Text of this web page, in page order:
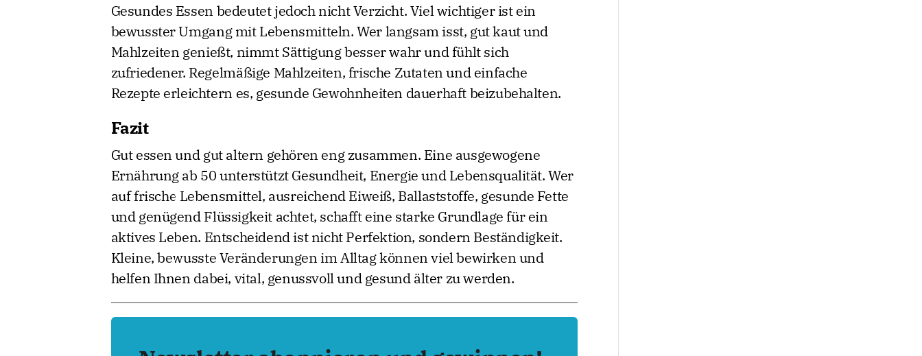
Gesundes Essen bedeutet jedoch nicht Verzicht. Viel wichtiger ist ein
bewusster Umgang mit Lebensmitteln. Wer langsam isst, gut kaut und
Mahlzeiten genießt, nimmt Sättigung besser wahr und fühlt sich
zufriedener. Regelmäßige Mahlzeiten, frische Zutaten und einfache
Rezepte erleichtern es, gesunde Gewohnheiten dauerhaft beizubehalten.
Fazit
Gut essen und gut altern gehören eng zusammen. Eine ausgewogene
Ernährung ab 50 unterstützt Gesundheit, Energie und Lebensqualität. Wer
auf frische Lebensmittel, ausreichend Eiweiß, Ballaststoffe, gesunde Fette
und genügend Flüssigkeit achtet, schafft eine starke Grundlage für ein
aktives Leben. Entscheidend ist nicht Perfektion, sondern Beständigkeit.
Kleine, bewusste Veränderungen im Alltag können viel bewirken und
helfen Ihnen dabei, vital, genussvoll und gesund älter zu werden.